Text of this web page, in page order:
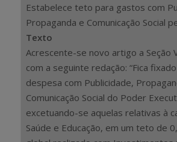
Estabelece teto para gastos com
Propaganda e Comunicação Social
Texto
Acrescente-se novo artigo a Seção
com a seguinte redação: “Fica
despesa com Publicidade,
Comunicação Social do Poder
excetuando-se aquelas relativas à
Saúde e Educação, em um teto de